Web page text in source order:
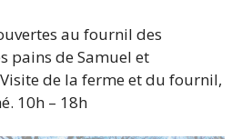
au fournil des
pains de Samuel et
de la ferme et du fournil,
10h – 18h